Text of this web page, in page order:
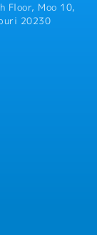
Floor, Moo 10,
20230